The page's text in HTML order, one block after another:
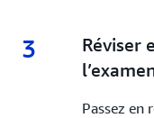
3 3.
Réviser
Passez en